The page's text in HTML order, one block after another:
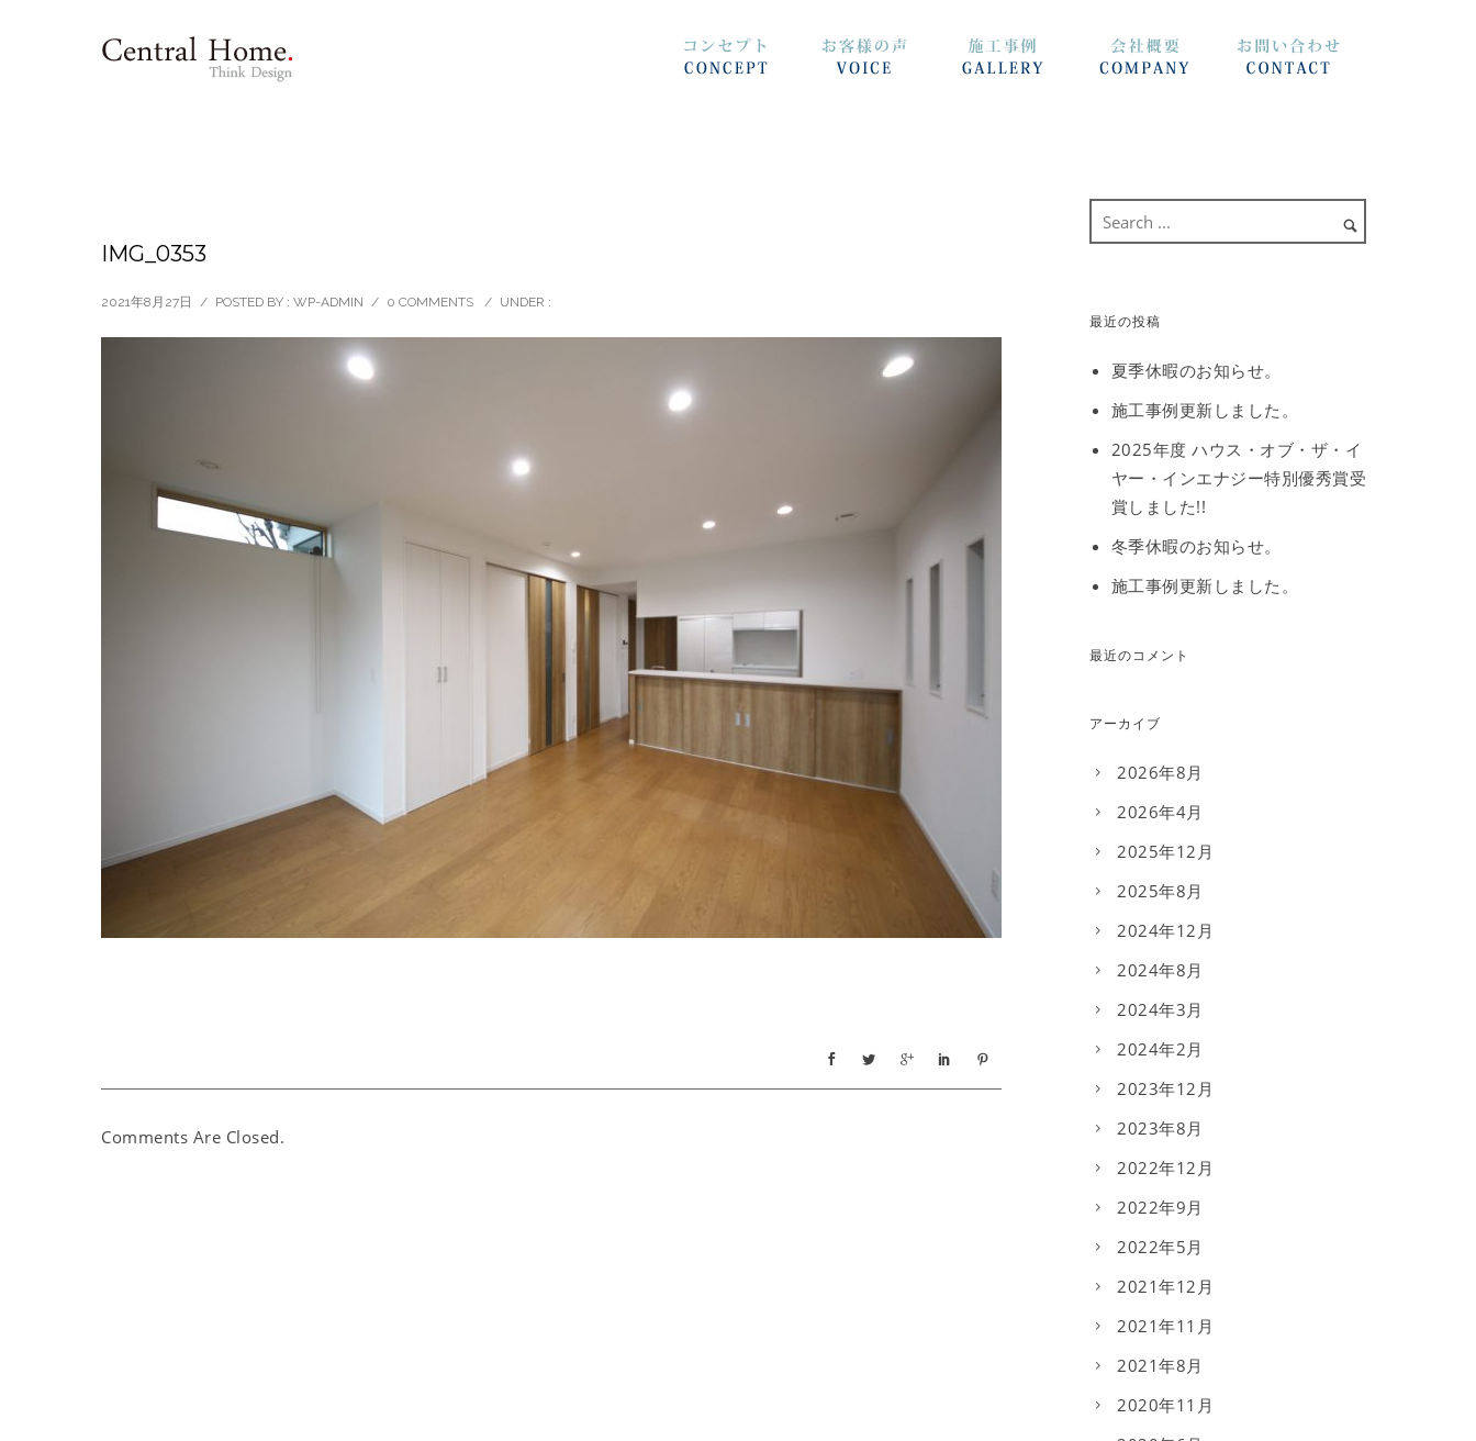
IMG_0353
2021年8月27日 / POSTED BY : WP-ADMIN / 0 COMMENTS / UNDER :
Comments Are Closed.
最近の投稿
夏季休暇のお知らせ。
施工事例更新しました。
2025年度 ハウス・オブ・ザ・イ
ヤー・インエナジー特別優秀賞受
賞しました!!
冬季休暇のお知らせ。
施工事例更新しました。
最近のコメント
アーカイブ
2026年8月
2026年4月
2025年12月
2025年8月
2024年12月
2024年8月
2024年3月
2024年2月
2023年12月
2023年8月
2022年12月
2022年9月
2022年5月
2021年12月
2021年11月
2021年8月
2020年11月